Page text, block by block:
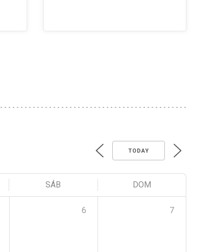
TODAY
SÁB DOM
6 7